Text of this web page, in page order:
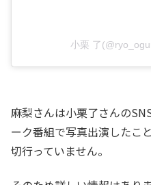
小栗 了
麻梨さんは小栗了さんの
ーク番組で写真出演したこ
切行っていません。